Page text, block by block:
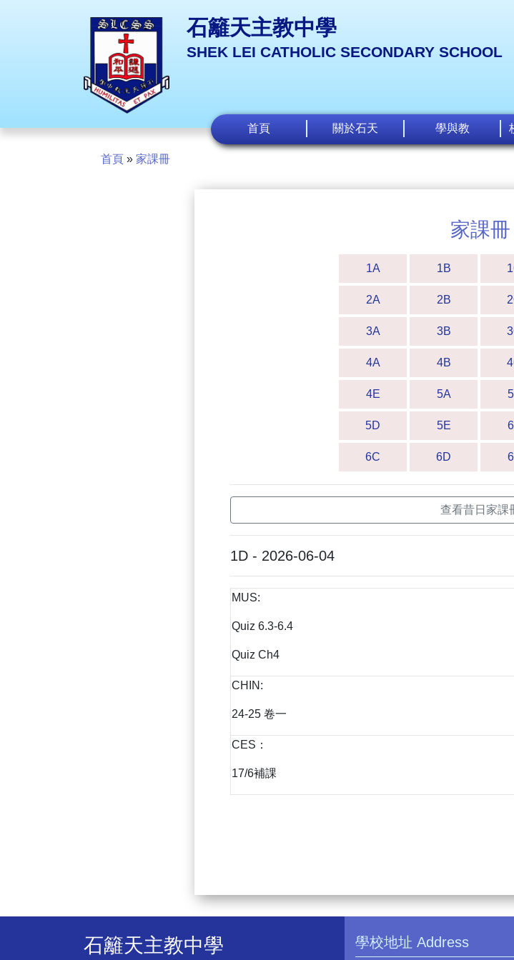
石籬天主教中學
SHEK LEI CATHOLIC SECONDARY SCHOOL
首頁 關於石天 學與教
首頁 » 家課冊
家課冊
1A 1B
2A 2B
3A 3B
4A 4B
4E 5A
5D 5E
6C 6D
查看昔日家課
1D - 2026-06-04
MUS:
Quiz 6.3-6.4
Quiz Ch4
CHIN:
24-25 卷一
CES：
17/6補課
石籬天主教中學 學校地址 Address